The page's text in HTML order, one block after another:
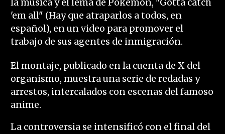
la música y el lema de Pokémon, "Gotta catch
'em all" (Hay que atraparlos a todos, en
español), en un video para promover el
trabajo de sus agentes de inmigración.
El montaje, publicado en la cuenta de X del
organismo, muestra una serie de redadas y
arrestos, intercalados con escenas del famoso
anime.
La controversia se intensificó con el final del